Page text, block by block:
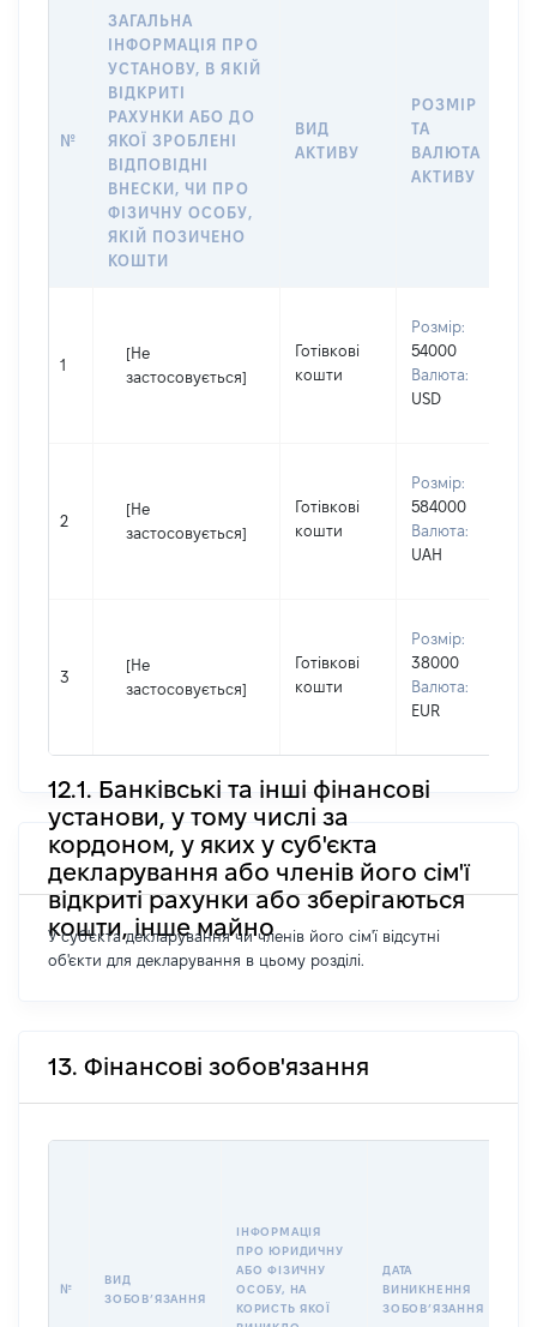
№
ЗАГАЛЬНА
ІНФОРМАЦІЯ ПРО
УСТАНОВУ, В ЯКІЙ
ВІДКРИТІ
РАХУНКИ АБО ДО
ЯКОЇ ЗРОБЛЕНІ
ВІДПОВІДНІ
ВНЕСКИ, ЧИ ПРО
ФІЗИЧНУ ОСОБУ,
ЯКІЙ ПОЗИЧЕНО
КОШТИ
ВИД
АКТИВУ
РОЗМІР
ТА
ВАЛЮТА
АКТИВУ
1
[Не
застосовується]
Готівкові
кошти
Розмір:
54000
Валюта:
USD
2
[Не
застосовується]
Готівкові
кошти
Розмір:
584000
Валюта:
UAH
3
[Не
застосовується]
Готівкові
кошти
Розмір:
38000
Валюта:
EUR
12.1. Банківські та інші фінансові
установи, у тому числі за
кордоном, у яких у суб'єкта
декларування або членів його сім'ї
відкриті рахунки або зберігаються
кошти, інше майно
У суб'єкта декларування чи членів його сім'ї відсутні
об'єкти для декларування в цьому розділі.
13. Фінансові зобов'язання
№
ВИД
ЗОБОВʼЯЗАННЯ
ІНФОРМАЦІЯ
ПРО ЮРИДИЧНУ
АБО ФІЗИЧНУ
ОСОБУ, НА
КОРИСТЬ ЯКОЇ
ДАТА
ВИНИКНЕННЯ
ЗОБОВʼЯЗАННЯ